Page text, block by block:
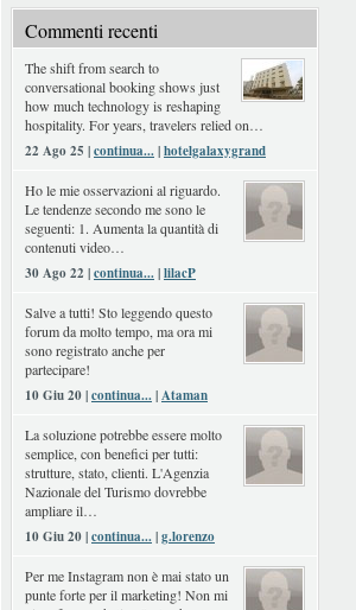
Commenti recenti
The shift from search to
conversational booking shows just
how much technology is reshaping
hospitality. For years, travelers relied on…
22 Ago 25 |continua...|hotelgalaxygrand
Ho le mie osservazioni al riguardo.
Le tendenze secondo me sono le
seguenti: 1. Aumenta la quantità di
contenuti video…
30 Ago 22 |continua...|lilacP
Salve a tutti! Sto leggendo questo
forum da molto tempo, ma ora mi
sono registrato anche per
partecipare!
10 Giu 20 |continua...|Ataman
La soluzione potrebbe essere molto
semplice, con benefici per tutti:
strutture, stato, clienti. L'Agenzia
Nazionale del Turismo dovrebbe
ampliare il…
10 Giu 20 |continua...|g.lorenzo
Per me Instagram non è mai stato un
punte forte per il marketing! Non mi